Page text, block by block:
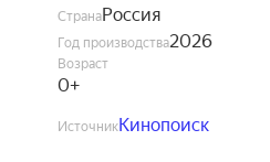
СтранаРоссия
Год производства2026
Возраст
0+
ИсточникКинопоиск